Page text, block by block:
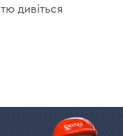
дивіться